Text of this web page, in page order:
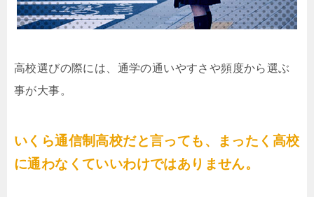
高校選びの際には、通学の通いやすさや頻度から選ぶ
事が大事。
いくら通信制高校だと言っても、まったく高校
に通わなくていいわけではありません。